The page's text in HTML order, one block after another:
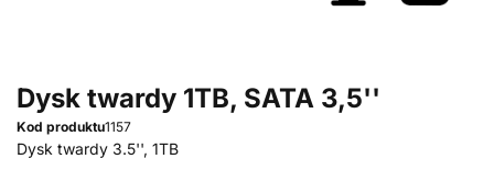
Dysk twardy 1TB, SATA 3,5''
Kod produktu1157
Dysk twardy 3.5'', 1TB